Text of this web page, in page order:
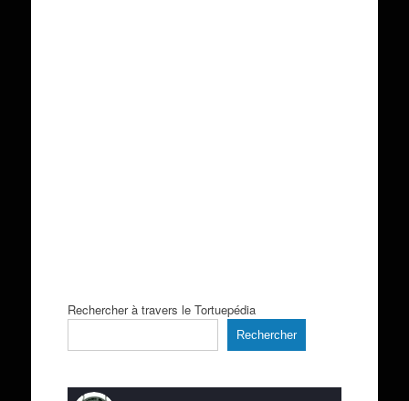
Rechercher à travers le Tortuepédia
Rechercher